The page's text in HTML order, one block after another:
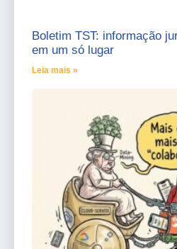
Boletim TST: informação
em um só lugar
Leia mais »